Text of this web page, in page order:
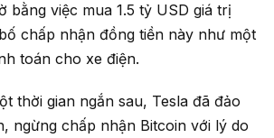
bằng việc mua 1.5 tỷ USD giá trị
chấp nhận đồng tiền này như một
toán cho xe điện.
thời gian ngắn sau, Tesla đã đảo
ngừng chấp nhận Bitcoin với lý do